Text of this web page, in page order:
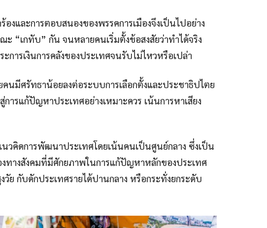
ร้องและการตอบสนองของพรรคการเมืองจึงเป็นไปอย่าง
ะ “เกทับ” กัน จนหลายคนเริ่มตั้งข้อสงสัยว่าทำได้จริง
การเงินการคลังของประเทศจนรับไม่ไหวหรือเปล่า
นมีศรัทธาน้อยลงต่อระบบการเลือกตั้งและประชาธิปไตย
การแก้ปัญหาประเทศอย่างเหมาะควร เน้นการหาเสียง
วคิดการพัฒนาประเทศโดยเน้นคนเป็นศูนย์กลาง ซึ่งเป็น
ทางสังคมที่มีศักยภาพในการแก้ปัญหาหลักของประเทศ
วัย กับดักประเทศรายได้ปานกลาง หรือกระทั่งยกระดับ